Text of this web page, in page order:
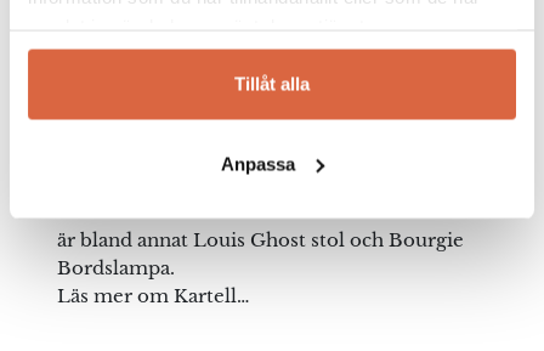
Tillåt alla
Anpassa
kommentar.
idag med erkända designers som Philippe
Starck, Piero Lissoni och Ron Arad. Kartell har
Compasso d´Oro inte mindre än nio gånger
och är idag ett av världens ledande företag
är bland annat Louis Ghost stol och Bourgie
Bordslampa.
Läs mer om Kartell…